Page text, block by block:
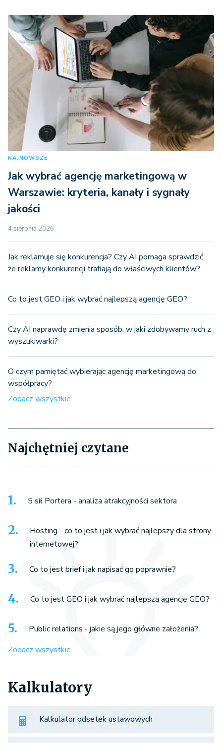
NAJNOWSZE
Jak wybrać agencję marketingową w
Warszawie: kryteria, kanały i sygnały
jakości
4 sierpnia 2026
Jak reklamuje się konkurencja? Czy AI pomaga sprawdzić,
że reklamy konkurencji trafiają do właściwych klientów?
Co to jest GEO i jak wybrać najlepszą agencję GEO?
Czy AI naprawdę zmienia sposób, w jaki zdobywamy ruch z
wyszukiwarki?
O czym pamiętać wybierając agencję marketingową do
współpracy?
Zobacz wszystkie
Najchętniej czytane
5 sił Portera - analiza atrakcyjności sektora
Hosting - co to jest i jak wybrać najlepszy dla strony
internetowej?
Co to jest brief i jak napisać go poprawnie?
Co to jest GEO i jak wybrać najlepszą agencję GEO?
Public relations - jakie są jego główne założenia?
Zobacz wszystkie
Kalkulatory
Kalkulator odsetek ustawowych